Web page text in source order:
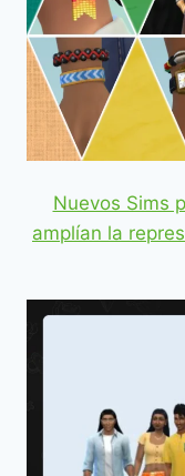
Nuevos Sims
amplían la